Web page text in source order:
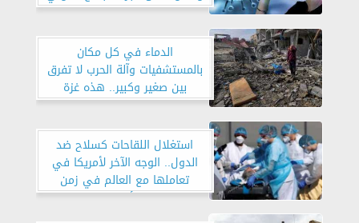
مواجهته هذه المرة
الدماء في كل مكان
بالمستشفيات وآلة الحرب لا تفرق
بين صغير وكبير.. هذه غزة
المنكوبة
استغلال اللقاحات كسلاح ضد
الدول.. الوجه الآخر لأمريكا في
تعاملها مع العالم في زمن
الأوبئة